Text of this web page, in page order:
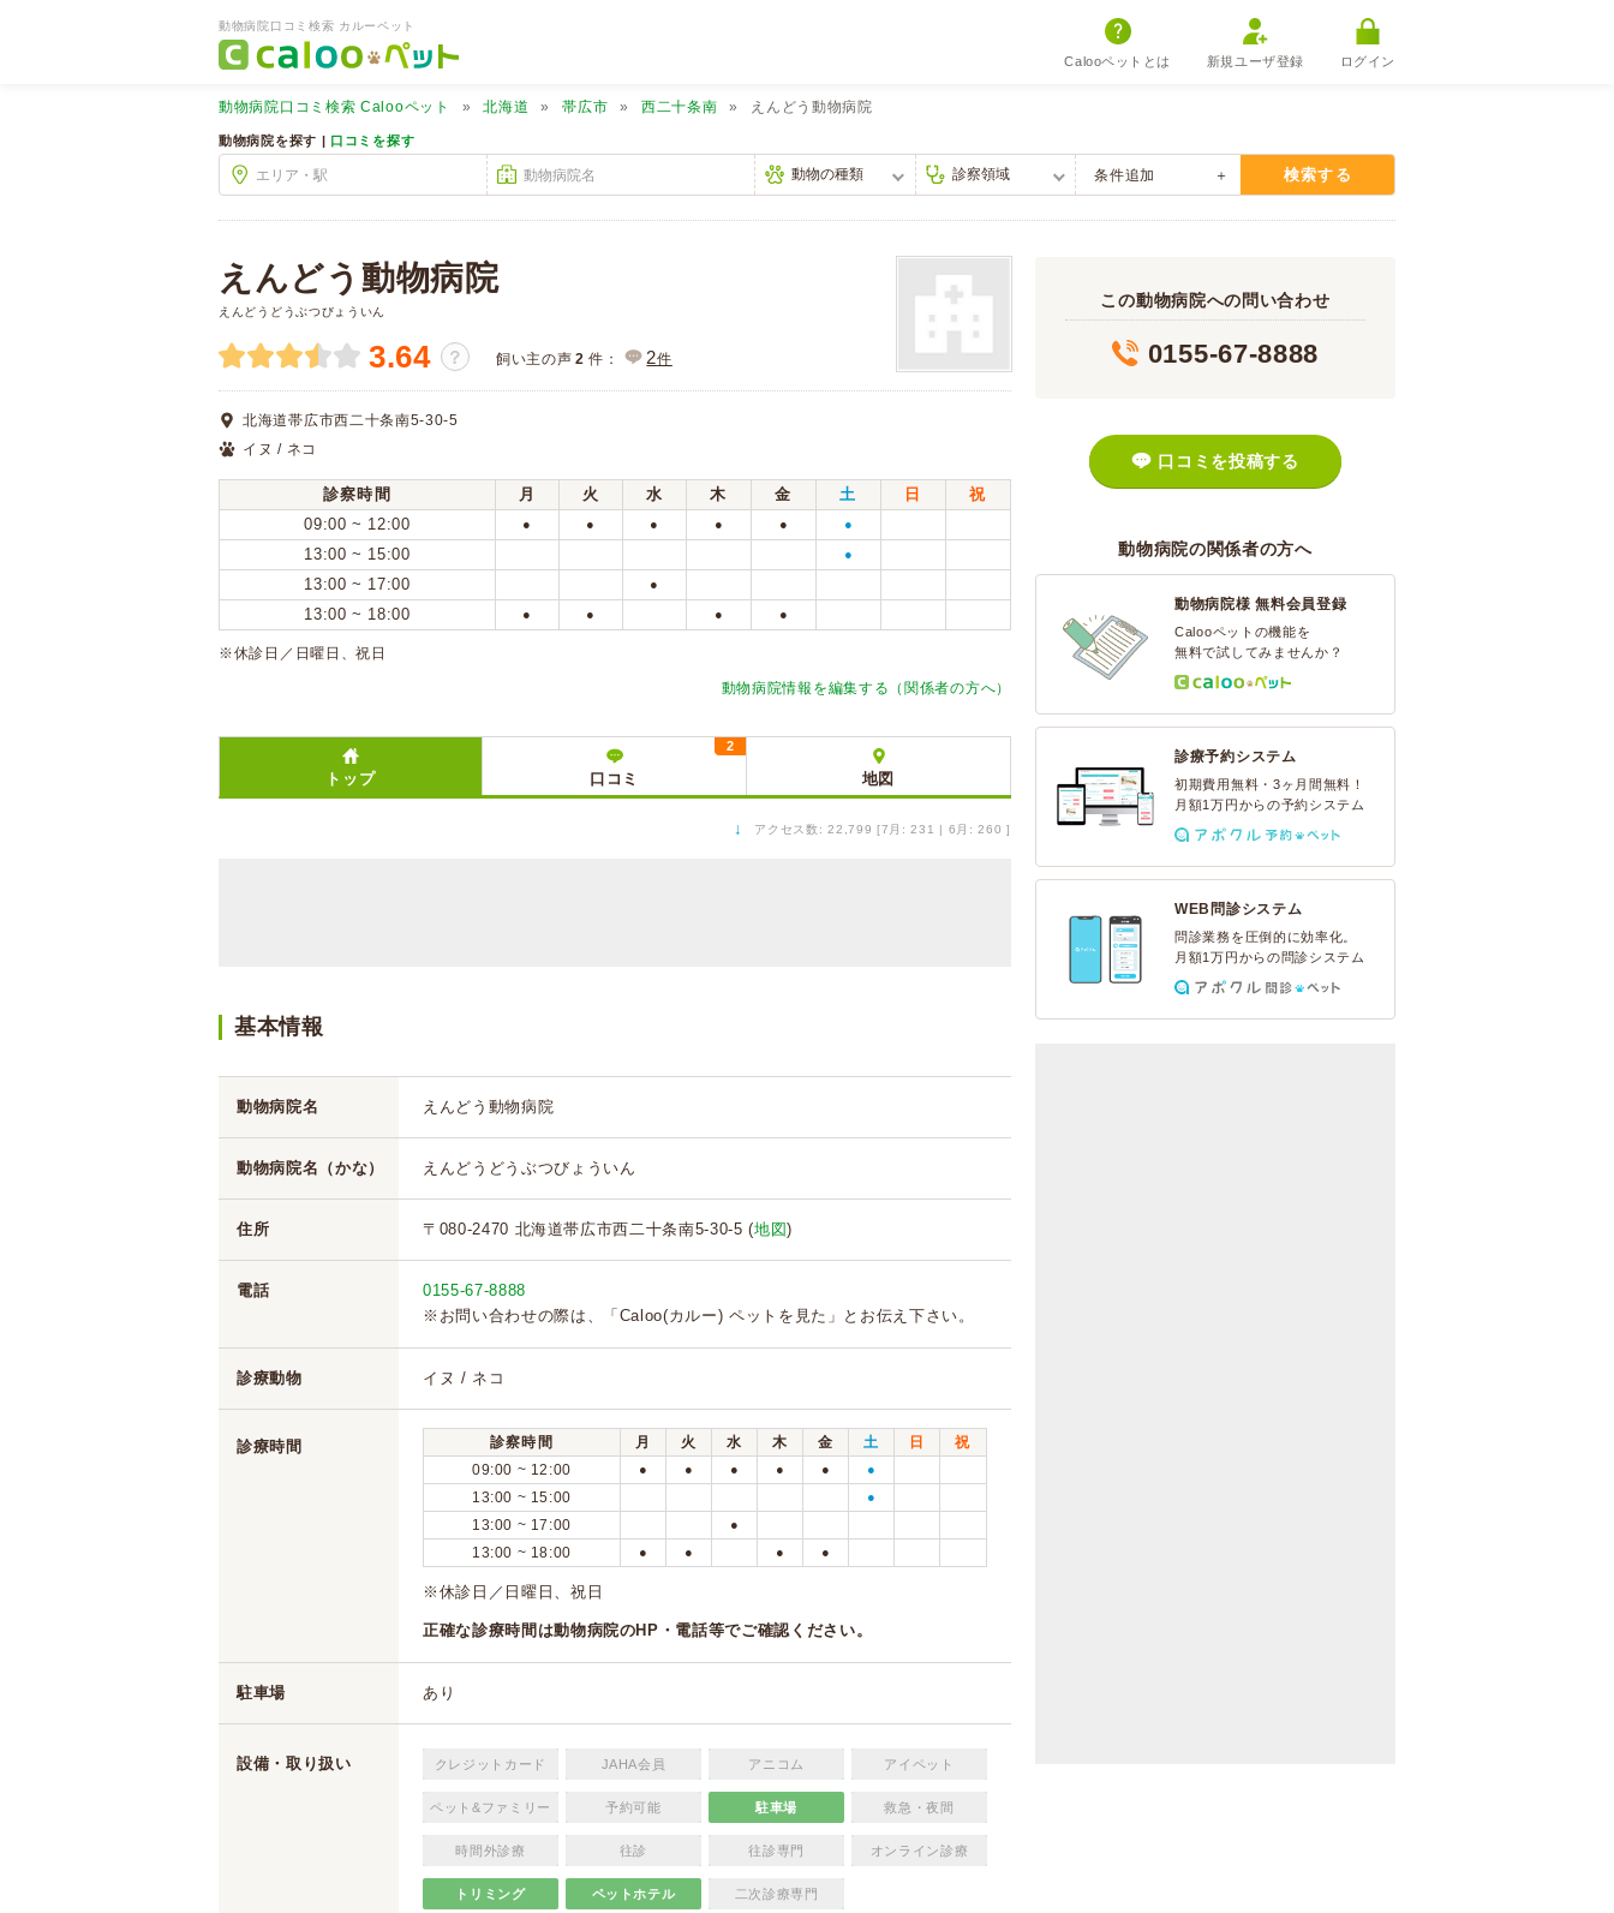
動物病院口コミ検索 カルーペット
Calooペットとは 新規ユーザ登録 ログイン
動物病院口コミ検索 Calooペット 北海道 帯広市 西二十条南 えんどう動物病院
動物病院を探す | 口コミを探す
条件追加 検索する
えんどう動物病院
えんどうどうぶつびょういん
3.64 ？ 飼い主の声 2 件： 2件
北海道帯広市西二十条南5-30-5
イヌ / ネコ
診察時間 月 火 水 木 金 土 日
祝
09:00 ~ 12:00
● ● ● ● ● ●
13:00 ~ 15:00 ●
13:00 ~ 17:00 ●
13:00 ~ 18:00 ● ● ● ●
※休診日／日曜日、祝日
動物病院情報を編集する（関係者の方へ）
トップ 口コミ
2
地図
↓ アクセス数: 22,799 [7月: 231 | 6月: 260 ]
基本情報
動物病院名 えんどう動物病院
動物病院名（かな） えんどうどうぶつびょういん
住所 〒080-2470 北海道帯広市西二十条南5-30-5 (地図)
電話
0155-67-8888
※お問い合わせの際は、「Caloo(カルー) ペットを見た」とお伝え下さい。
診療動物 イヌ / ネコ
診療時間 診察時間 月 火 水 木 金 土 日
祝
09:00 ~ 12:00
● ● ● ● ● ●
13:00 ~ 15:00 ●
13:00 ~ 17:00 ●
13:00 ~ 18:00 ● ● ● ●
※休診日／日曜日、祝日
正確な診療時間は動物病院のHP・電話等でご確認ください。
駐車場 あり
設備・取り扱い クレジットカード JAHA会員 アニコム アイペット
ペット&ファミリー 予約可能 駐車場 救急・夜間
時間外診療 往診 往診専門 オンライン診療
トリミング ペットホテル 二次診療専門
この動物病院への問い合わせ
0155-67-8888
口コミを投稿する
動物病院の関係者の方へ
動物病院様 無料会員登録
Calooペットの機能を
無料で試してみませんか？
診療予約システム
初期費用無料・3ヶ月間無料！
月額1万円からの予約システム
WEB問診システム
問診業務を圧倒的に効率化。
月額1万円からの問診システム